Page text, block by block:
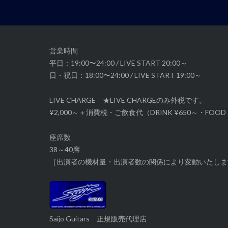
ョ
営業時間
平日：19:00〜24:00 / LIVE START 20:00～
日・祝日：18:00〜24:00 / LIVE START 19:00～
LIVE CHARGE ★LIVE CHARGEのみ外税です。
¥2,000～＋消費税・ご飲食代（DRINK ¥650～・FOOD
座席数
38～40席
［出演者の機材量・出演者数の関係により変動いたしま
Saijo Guitars 正規販売代理店